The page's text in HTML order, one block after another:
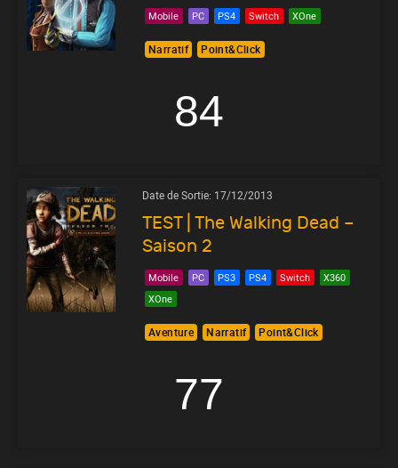
Mobile PC PS4 Switch XOne
Narratif Point&Click
84
Date de Sortie: 17/12/2013
TEST | The Walking Dead –
Saison 2
Mobile PC PS3 PS4 Switch
X360
XOne
Aventure Narratif Point&Click
77